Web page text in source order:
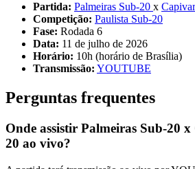
Partida: Palmeiras Sub-20 x
Competição: Paulista Sub-20
Fase: Rodada 6
Data: 11 de julho de 2026
Horário: 10h (horário de Brasília)
Transmissão: YOUTUBE
Perguntas frequentes
Onde assistir Palmeiras Sub-20
20 ao vivo?